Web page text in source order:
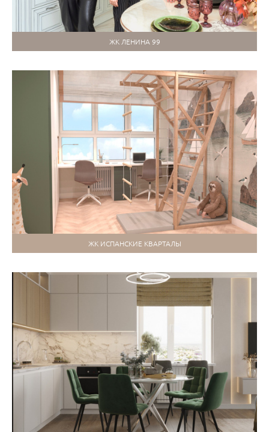
ЖК ЛЕНИНА 99
ЖК ИСПАНСКИЕ КВАРТАЛЫ